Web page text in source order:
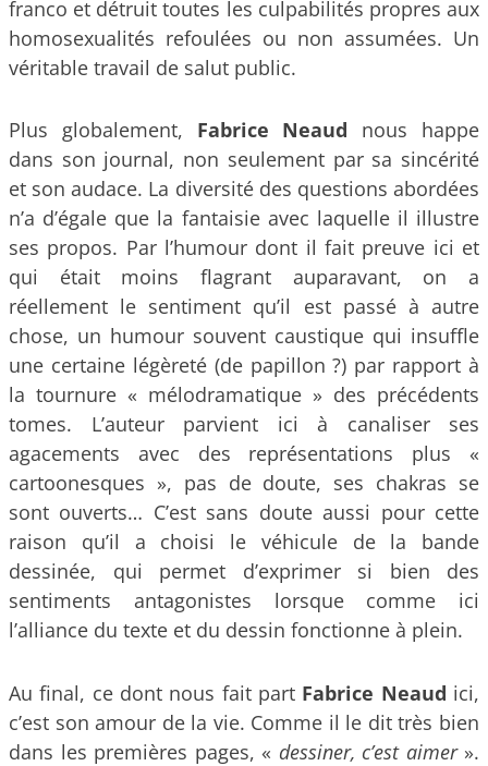
franco et détruit toutes les culpabilités propres aux
homosexualités refoulées ou non assumées. Un
véritable travail de salut public.
Plus globalement, Fabrice Neaud nous happe
dans son journal, non seulement par sa sincérité
et son audace. La diversité des questions abordées
n’a d’égale que la fantaisie avec laquelle il illustre
ses propos. Par l’humour dont il fait preuve ici et
qui était moins flagrant auparavant, on a
réellement le sentiment qu’il est passé à autre
chose, un humour souvent caustique qui insuffle
une certaine légèreté (de papillon ?) par rapport à
la tournure « mélodramatique » des précédents
tomes. L’auteur parvient ici à canaliser ses
agacements avec des représentations plus «
cartoonesques », pas de doute, ses chakras se
sont ouverts… C’est sans doute aussi pour cette
raison qu’il a choisi le véhicule de la bande
dessinée, qui permet d’exprimer si bien des
sentiments antagonistes lorsque comme ici
l’alliance du texte et du dessin fonctionne à plein.
Au final, ce dont nous fait part Fabrice Neaud ici,
c’est son amour de la vie. Comme il le dit très bien
dans les premières pages, « dessiner, c’est aimer».